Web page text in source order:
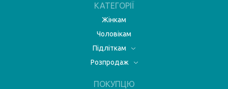
КАТЕГОРІЇ
Жінкам
Чоловікам
Підліткам
Розпродаж
ПОКУПЦЮ